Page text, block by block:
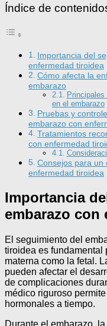
Índice de
Importancia del
enfermedad tiroidea
Cómo afecta la
embarazo
en el embarazo
Pruebas y
embarazo con
Tratamientos
con enfermedad
Consejos para un
enfermedad tiroidea
Importancia
embarazo con
El seguimiento del
tiroidea es fundamental
materna como la fetal.
pueden afectar el
de complicaciones
médico riguroso
hormonales a tiempo.
Durante el embarazo,